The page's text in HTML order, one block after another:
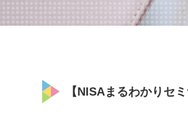
【NISAまるわかりセ